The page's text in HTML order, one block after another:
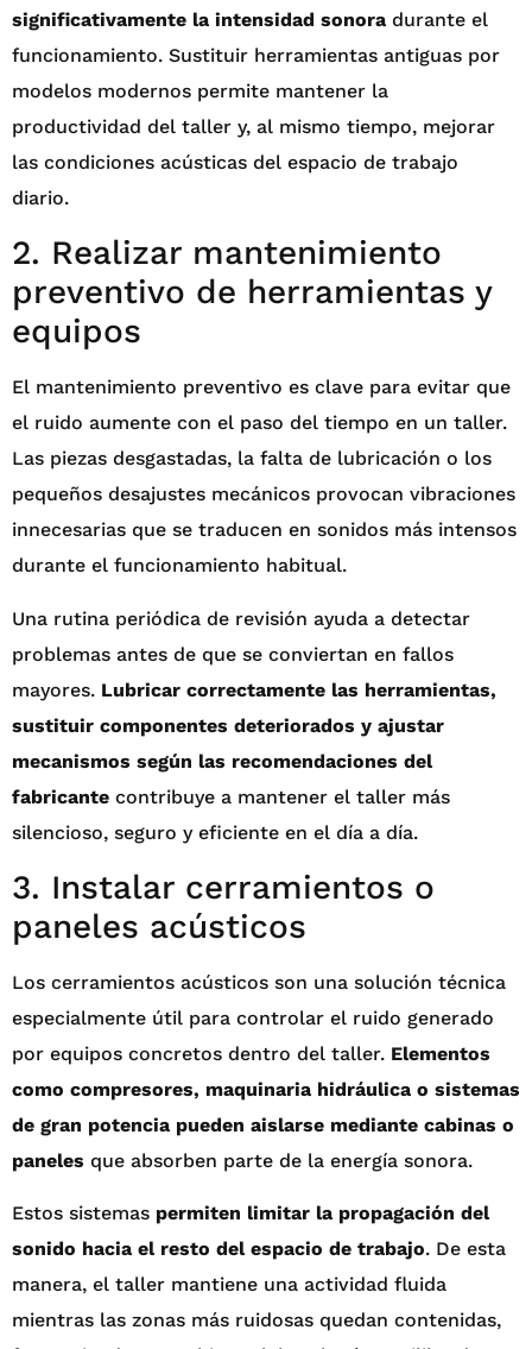
significativamente la intensidad sonora durante el
funcionamiento. Sustituir herramientas antiguas por
modelos modernos permite mantener la
productividad del taller y, al mismo tiempo, mejorar
las condiciones acústicas del espacio de trabajo
diario.
2. Realizar mantenimiento
preventivo de herramientas y
equipos
El mantenimiento preventivo es clave para evitar que
el ruido aumente con el paso del tiempo en un taller.
Las piezas desgastadas, la falta de lubricación o los
pequeños desajustes mecánicos provocan vibraciones
innecesarias que se traducen en sonidos más intensos
durante el funcionamiento habitual.
Una rutina periódica de revisión ayuda a detectar
problemas antes de que se conviertan en fallos
mayores. Lubricar correctamente las herramientas,
sustituir componentes deteriorados y ajustar
mecanismos según las recomendaciones del
fabricante contribuye a mantener el taller más
silencioso, seguro y eficiente en el día a día.
3. Instalar cerramientos o
paneles acústicos
Los cerramientos acústicos son una solución técnica
especialmente útil para controlar el ruido generado
por equipos concretos dentro del taller. Elementos
como compresores, maquinaria hidráulica o sistemas
de gran potencia pueden aislarse mediante cabinas o
paneles que absorben parte de la energía sonora.
Estos sistemas permiten limitar la propagación del
sonido hacia el resto del espacio de trabajo. De esta
manera, el taller mantiene una actividad fluida
mientras las zonas más ruidosas quedan contenidas,